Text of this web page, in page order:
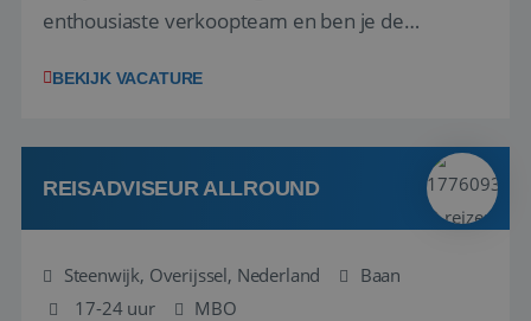
enthousiaste verkoopteam en ben je de
en tarieven waar je collega’s niet uitkomen.
kwaliteitsbewaking van alles wat met IATA te m...
BEKIJK VACATURE
REISADVISEUR ALLROUND
Steenwijk, Overijssel, Nederland
Baan
17-24 uur
MBO